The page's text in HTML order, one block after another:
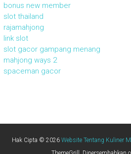
bonus new member
slot thailand
rajamahjong
link slot
slot gacor gampang menang
mahjong ways 2
spaceman gacor
Hak Cipta © 2026 Website Tentang Kuliner